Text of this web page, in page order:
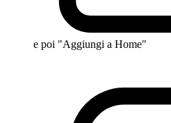
e poi "Aggiungi a Home"